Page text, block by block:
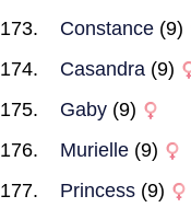
Constance (9)
Casandra (9)
Gaby (9)
Murielle (9)
Princess (9)